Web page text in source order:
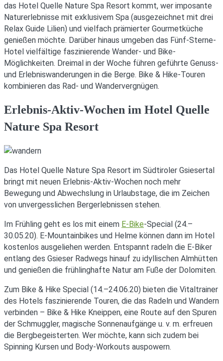
das Hotel Quelle Nature Spa Resort kommt, wer imposante
Naturerlebnisse mit exklusivem Spa (ausgezeichnet mit drei
Relax Guide Lilien) und vielfach prämierter Gourmetküche
genießen möchte. Darüber hinaus umgeben das Fünf-Sterne-
Hotel vielfältige faszinierende Wander- und Bike-
Möglichkeiten. Dreimal in der Woche führen geführte Genuss-
und Erlebniswanderungen in die Berge. Bike & Hike-Touren
kombinieren das Rad- und Wandervergnügen.
Erlebnis-Aktiv-Wochen im Hotel Quelle
Nature Spa Resort
Das Hotel Quelle Nature Spa Resort im Südtiroler Gsiesertal
bringt mit neuen Erlebnis-Aktiv-Wochen noch mehr
Bewegung und Abwechslung in Urlaubstage, die im Zeichen
von unvergesslichen Bergerlebnissen stehen.
Im Frühling geht es los mit einem E-Bike-Special (24.–
30.05.20). E-Mountainbikes und Helme können dann im Hotel
kostenlos ausgeliehen werden. Entspannt radeln die E-Biker
entlang des Gsieser Radwegs hinauf zu idyllischen Almhütten
und genießen die frühlinghafte Natur am Fuße der Dolomiten.
Zum Bike & Hike Special (14.–24.06.20) bieten die Vitaltrainer
des Hotels faszinierende Touren, die das Radeln und Wandern
verbinden – Bike & Hike Kneippen, eine Route auf den Spuren
der Schmuggler, magische Sonnenaufgänge u. v. m. erfreuen
die Bergbegeisterten. Wer möchte, kann sich zudem bei
Spinning Kursen und Body-Workouts auspowern.